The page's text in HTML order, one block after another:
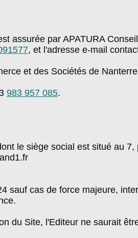
assurée par APATURA
, et l'adresse e-mail
et des Sociétés de
983 957 085.
le siège social est situé au
sauf cas de force majeure,
du Site, l'Editeur ne saurait